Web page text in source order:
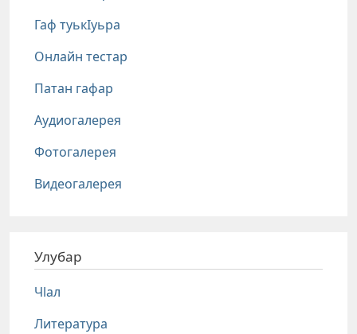
Гаф туькIуьра
Онлайн тестар
Патан гафар
Аудиогалерея
Фотогалерея
Видеогалерея
Улубар
Чlал
Литература